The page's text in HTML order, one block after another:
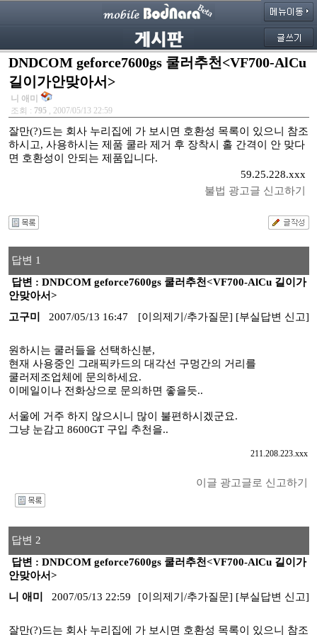
DNDCOM geforce7600gs 쿨러추천<VF700-AlCu
길이가안맞아서>
니 애미
조회 : 795 , 2007/05/13 22:59
잘만(?)드는 회사 누리집에 가 보시면 호환성 목록이 있으니 참조
하시고, 사용하시는 제품 쿨라 제거 후 장착시 홀 간격이 안 맞다
면 호환성이 안되는 제품입니다.
59.25.228.xxx
불법 광고글 신고하기
답변 1
답변 : DNDCOM geforce7600gs 쿨러추천<VF700-AlCu 길이가
안맞아서>
고구미
2007/05/13 16:47 [이의제기/추가질문] [부실답변 신고]
원하시는 쿨러들을 선택하신분,
현재 사용중인 그래픽카드의 대각선 구멍간의 거리를
쿨러제조업체에 문의하세요.
이메일이나 전화상으로 문의하면 좋을듯..
서울에 거주 하지 않으시니 많이 불편하시겠군요.
그냥 눈감고 8600GT 구입 추천을..
211.208.223.xxx
이글 광고글로 신고하기
답변 2
답변 : DNDCOM geforce7600gs 쿨러추천<VF700-AlCu 길이가
안맞아서>
니 애미
2007/05/13 22:59 [이의제기/추가질문] [부실답변 신고]
잘만(?)드는 회사 누리집에 가 보시면 호환성 목록이 있으니 참조